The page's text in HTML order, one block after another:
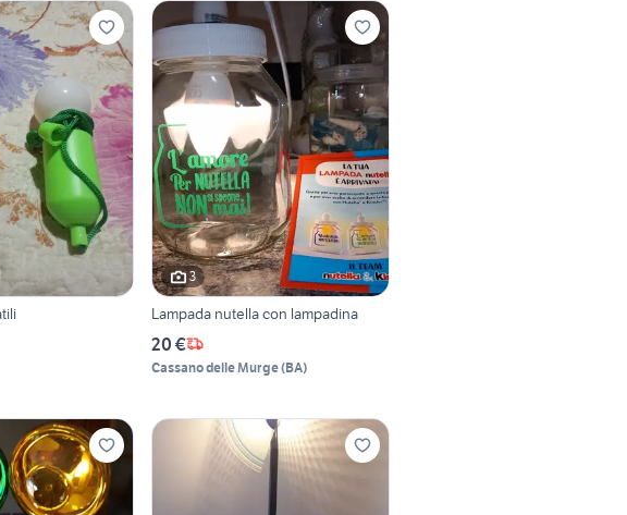
3
Lampada nutella con lampadina
20 €
Cassano delle Murge(BA)